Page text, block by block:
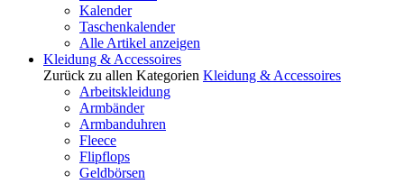
Kalender
Taschenkalender
Alle Artikel anzeigen
Kleidung & Accessoires
Zurück zu allen Kategorien Kleidung & Accessoires
Arbeitskleidung
Armbänder
Armbanduhren
Fleece
Flipflops
Geldbörsen